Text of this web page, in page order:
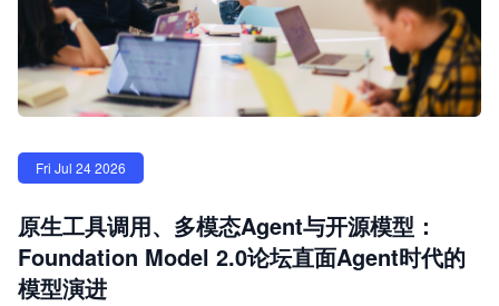
Fri Jul 24 2026
原生工具调用、多模态Agent与开源模型：
Foundation Model 2.0论坛直面Agent时代的
模型演进